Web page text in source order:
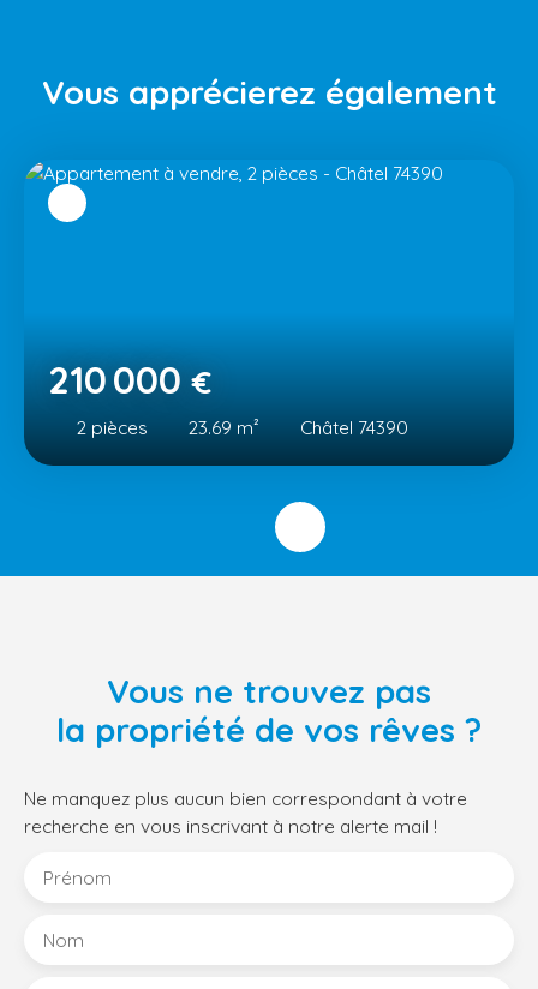
Vous apprécierez également
210 000€
2 pièces 23.69 m² Châtel 74390
Vous ne trouvez pas
la propriété de vos rêves ?
Ne manquez plus aucun bien correspondant à votre
recherche en vous inscrivant à notre alerte mail !
Prénom
Nom